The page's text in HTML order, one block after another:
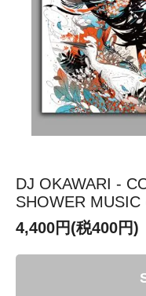
DJ OKAWARI -
SHOWER MUSIC
4,400円(税400円)